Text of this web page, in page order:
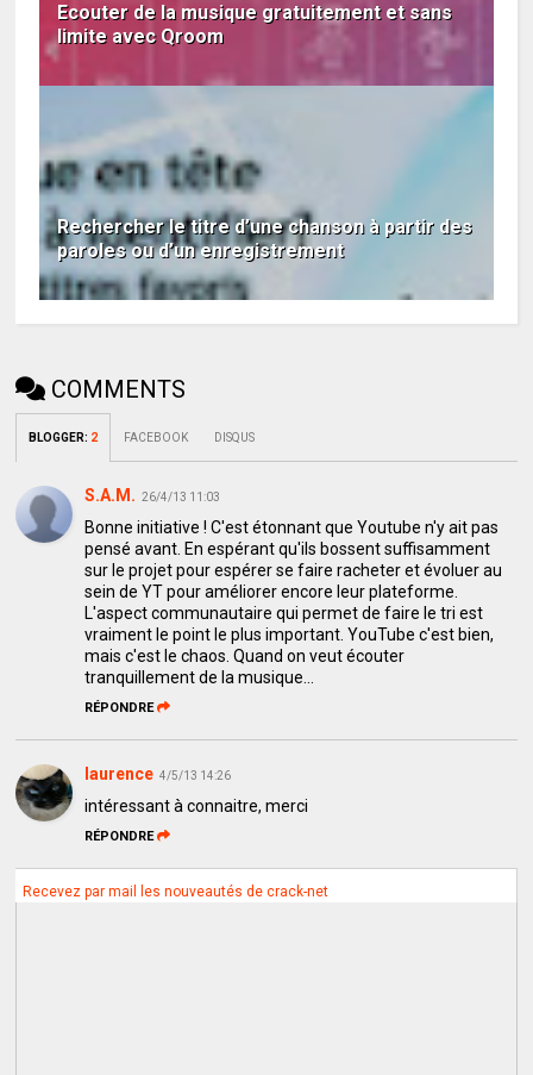
Ecouter de la musique gratuitement et sans
limite avec Qroom
Rechercher le titre d’une chanson à partir des
paroles ou d’un enregistrement
COMMENTS
BLOGGER: 2 FACEBOOK DISQUS
S.A.M. 26/4/13 11:03
Bonne initiative ! C'est étonnant que Youtube n'y ait pas
pensé avant. En espérant qu'ils bossent suffisamment
sur le projet pour espérer se faire racheter et évoluer au
sein de YT pour améliorer encore leur plateforme.
L'aspect communautaire qui permet de faire le tri est
vraiment le point le plus important. YouTube c'est bien,
mais c'est le chaos. Quand on veut écouter
tranquillement de la musique...
RÉPONDRE
laurence 4/5/13 14:26
intéressant à connaitre, merci
RÉPONDRE
Recevez par mail les nouveautés de crack-net